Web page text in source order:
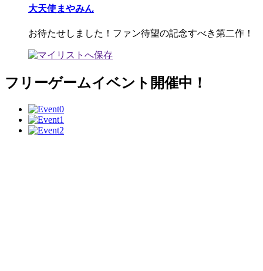
大天使まやみん
お待たせしました！ファン待望の記念すべき第二作！
フリーゲームイベント開催中！